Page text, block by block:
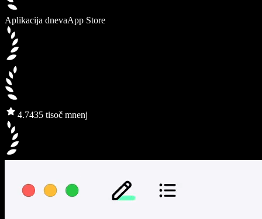
Aplikacija dnevaApp Store
4.7435 tisoč mnenj